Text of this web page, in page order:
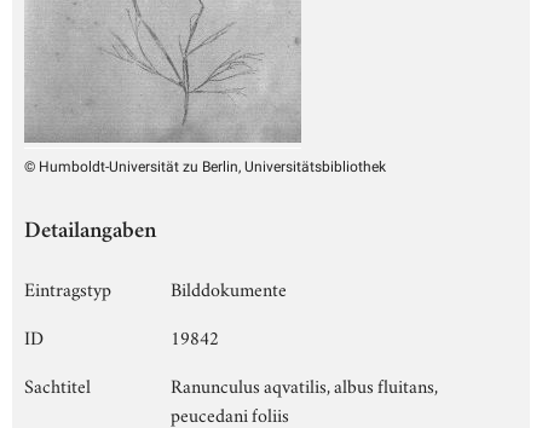
© Humboldt-Universität zu Berlin, Universitätsbibliothek
Detailangaben
Eintragstyp
Bilddokumente
ID
19842
Sachtitel
Ranunculus aqvatilis, albus fluitans,
peucedani foliis